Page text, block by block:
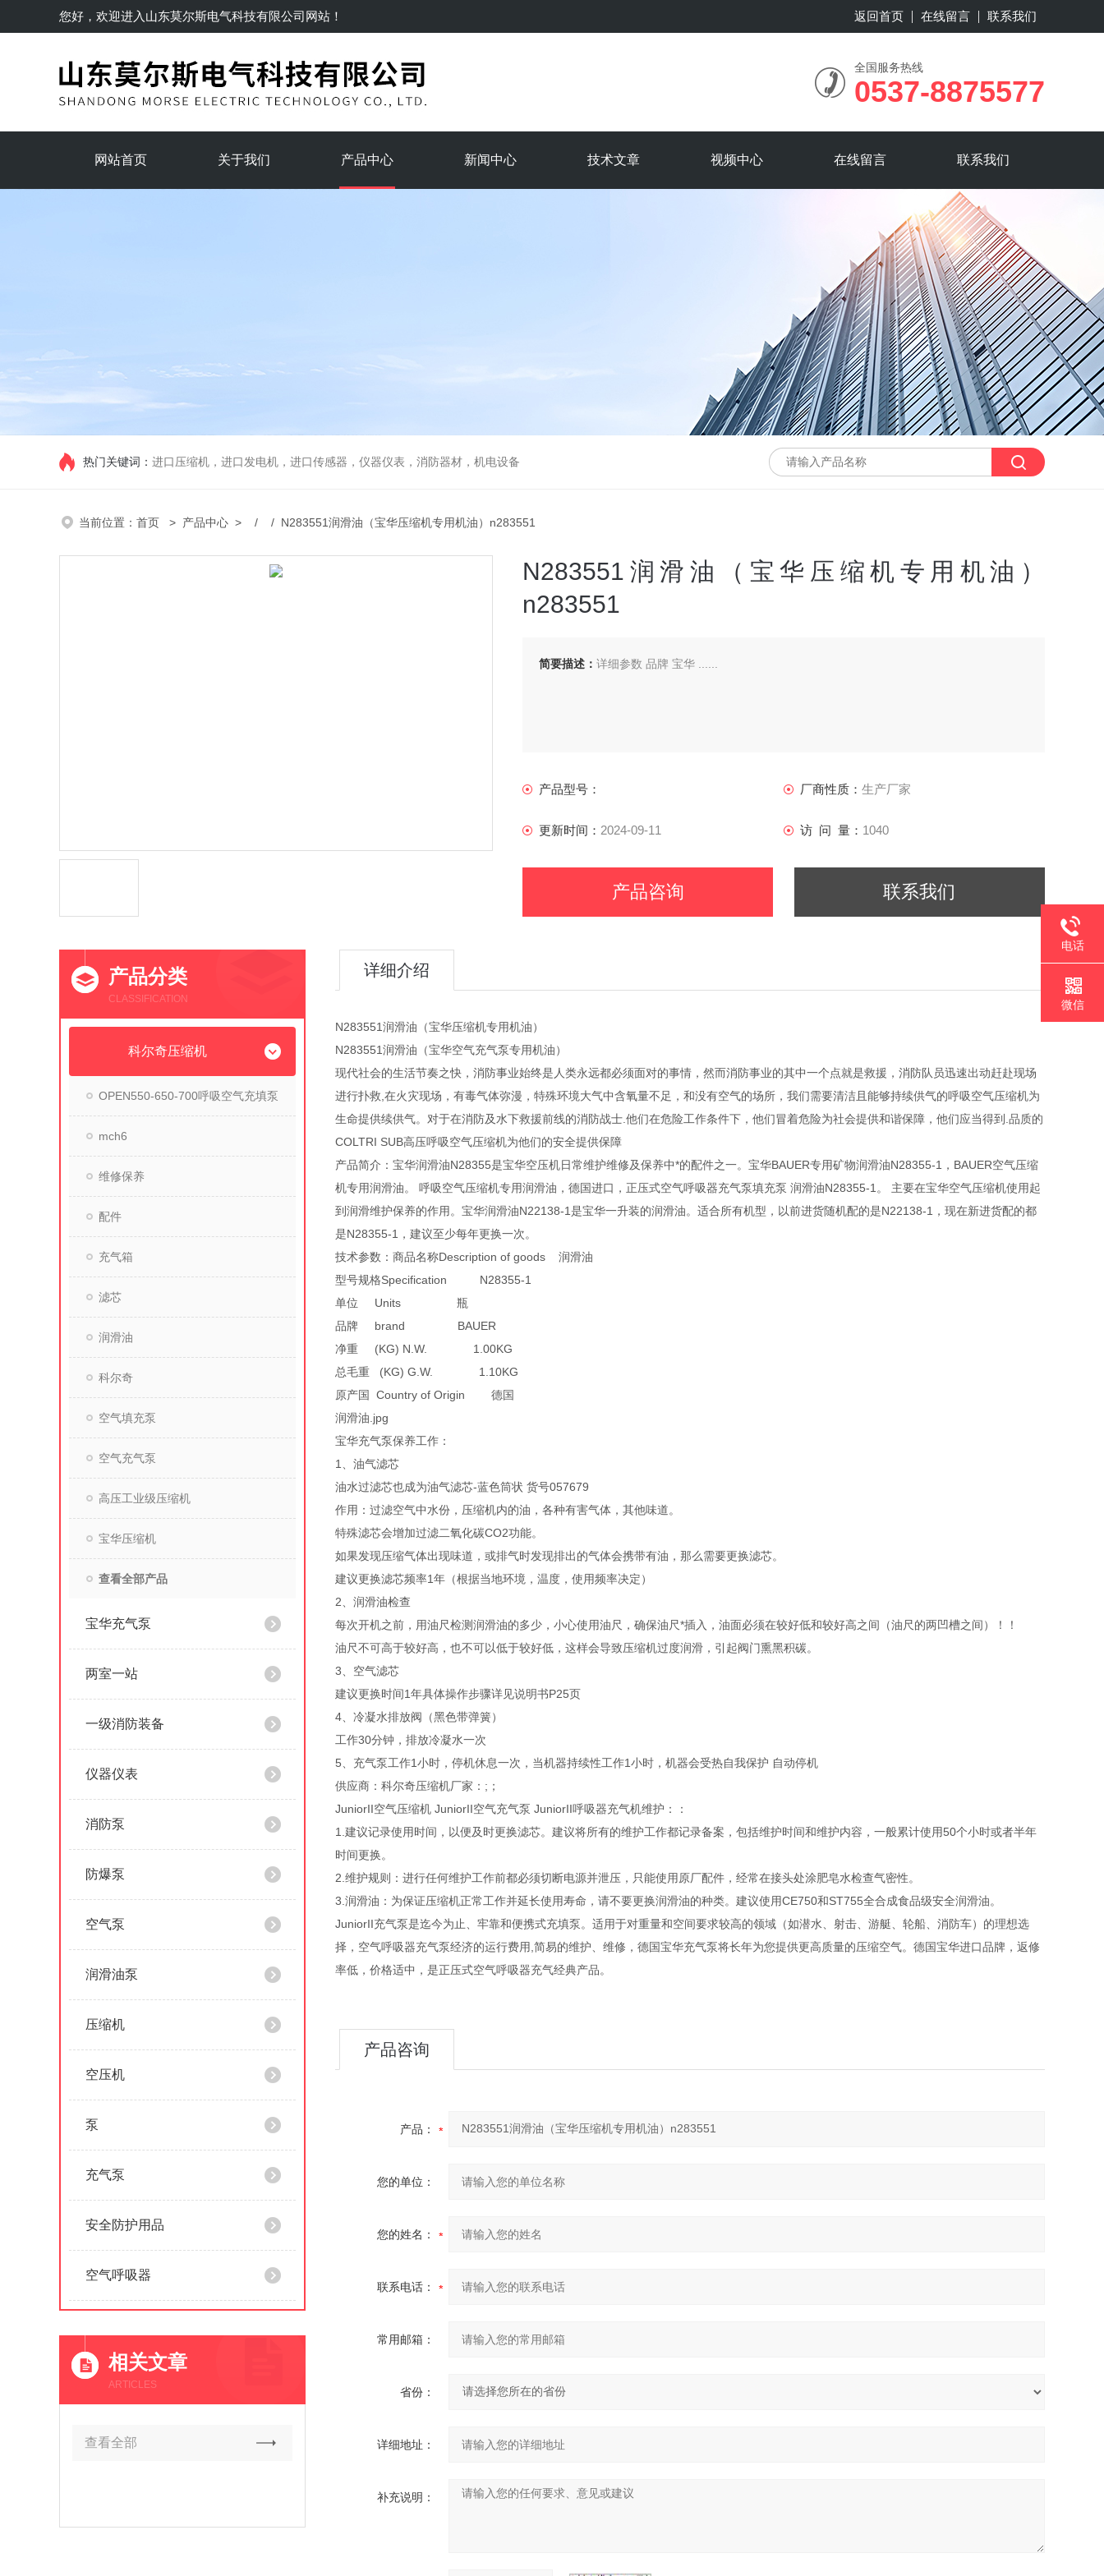
您好，欢迎进入 山东莫尔斯电气科技有限公司网站！ 返回首页 在线留言 联系我们
全国服务热线
0537-8875577
网站首页 关于我们 产品中心 新闻中心 技术文章 视频中心 在线留言 联系我们
热门关键词： 进口压缩机，进口发电机，进口传感器，仪器仪表，消防器材，机电设备
当前位置： 首页 > 产品中心 > / / N283551润滑油（宝华压缩机专用机油）n283551
N283551润滑油（宝华压缩机专用机油）
n283551
简要描述： 详细参数 品牌 宝华 ......
产品型号： 厂商性质： 生产厂家
更新时间： 2024-09-11 访 问 量： 1040
产品咨询 联系我们
产品分类
CLASSIFICATION
科尔奇压缩机
OPEN550-650-700呼吸空气充填泵
mch6
维修保养
配件
充气箱
滤芯
润滑油
科尔奇
空气填充泵
空气充气泵
高压工业级压缩机
宝华压缩机
查看全部产品
宝华充气泵
两室一站
一级消防装备
仪器仪表
消防泵
防爆泵
空气泵
润滑油泵
压缩机
空压机
泵
充气泵
安全防护用品
空气呼吸器
相关文章
ARTICLES
查看全部
详细介绍
N283551润滑油（宝华压缩机专用机油）
N283551润滑油（宝华空气充气泵专用机油）
现代社会的生活节奏之快，消防事业始终是人类永远都必须面对的事情，然而消防事业的其中一个点就是救援，消防队员迅速出动赶赴现场
进行扑救,在火灾现场，有毒气体弥漫，特殊环境大气中含氧量不足，和没有空气的场所，我们需要清洁且能够持续供气的呼吸空气压缩机为
生命提供续供气。对于在消防及水下救援前线的消防战士.他们在危险工作条件下，他们冒着危险为社会提供和谐保障，他们应当得到.品质的
COLTRI SUB高压呼吸空气压缩机为他们的安全提供保障
产品简介：宝华润滑油N28355是宝华空压机日常维护维修及保养中*的配件之一。宝华BAUER专用矿物润滑油N28355-1，BAUER空气压缩
机专用润滑油。 呼吸空气压缩机专用润滑油，德国进口，正压式空气呼吸器充气泵填充泵 润滑油N28355-1。 主要在宝华空气压缩机使用起
到润滑维护保养的作用。宝华润滑油N22138-1是宝华一升装的润滑油。适合所有机型，以前进货随机配的是N22138-1，现在新进货配的都
是N28355-1，建议至少每年更换一次。
技术参数：商品名称Description of goods 润滑油
型号规格Specification N28355-1
单位 Units 瓶
品牌 brand BAUER
净重 (KG) N.W. 1.00KG
总毛重 (KG) G.W. 1.10KG
原产国 Country of Origin 德国
润滑油.jpg
宝华充气泵保养工作：
1、油气滤芯
油水过滤芯也成为油气滤芯-蓝色筒状 货号057679
作用：过滤空气中水份，压缩机内的油，各种有害气体，其他味道。
特殊滤芯会增加过滤二氧化碳CO2功能。
如果发现压缩气体出现味道，或排气时发现排出的气体会携带有油，那么需要更换滤芯。
建议更换滤芯频率1年（根据当地环境，温度，使用频率决定）
2、润滑油检查
每次开机之前，用油尺检测润滑油的多少，小心使用油尺，确保油尺*插入，油面必须在较好低和较好高之间（油尺的两凹槽之间）！！
油尺不可高于较好高，也不可以低于较好低，这样会导致压缩机过度润滑，引起阀门熏黑积碳。
3、空气滤芯
建议更换时间1年具体操作步骤详见说明书P25页
4、冷凝水排放阀（黑色带弹簧）
工作30分钟，排放冷凝水一次
5、充气泵工作1小时，停机休息一次，当机器持续性工作1小时，机器会受热自我保护 自动停机
供应商：科尔奇压缩机厂家：;；
JuniorII空气压缩机 JuniorII空气充气泵 JuniorII呼吸器充气机维护：：
1.建议记录使用时间，以便及时更换滤芯。建议将所有的维护工作都记录备案，包括维护时间和维护内容，一般累计使用50个小时或者半年
时间更换。
2.维护规则：进行任何维护工作前都必须切断电源并泄压，只能使用原厂配件，经常在接头处涂肥皂水检查气密性。
3.润滑油：为保证压缩机正常工作并延长使用寿命，请不要更换润滑油的种类。建议使用CE750和ST755全合成食品级安全润滑油。
JuniorII充气泵是迄今为止、牢靠和便携式充填泵。适用于对重量和空间要求较高的领域（如潜水、射击、游艇、轮船、消防车）的理想选
择，空气呼吸器充气泵经济的运行费用,简易的维护、维修，德国宝华充气泵将长年为您提供更高质量的压缩空气。德国宝华进口品牌，返修
率低，价格适中，是正压式空气呼吸器充气经典产品。
产品咨询
产品：
您的单位：
您的姓名：
联系电话：
常用邮箱：
省份：
详细地址：
补充说明：
电话
微信